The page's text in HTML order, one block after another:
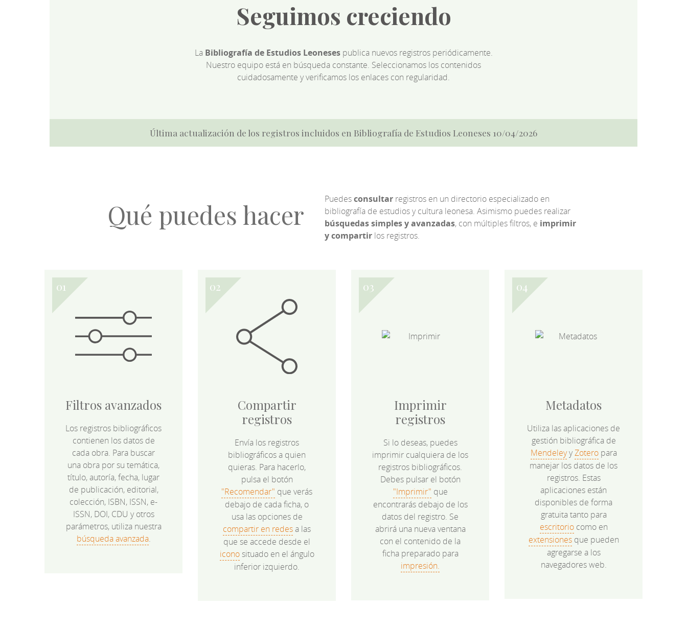
Seguimos creciendo
La Bibliografía de Estudios Leonesespublica nuevos registros periódicamente.
Nuestro equipo está en búsqueda constante. Seleccionamos los contenidos
cuidadosamente y verificamos los enlaces con regularidad.
Última actualización de los registros incluidos en Bibliografía de Estudios Leoneses 10/04/2026
Qué puedes hacer Puedesconsultarregistros en un directorio especializado en
bibliografía de estudios y cultura leonesa. Asimismo puedes realizar
búsquedas simples y avanzadas, con múltiples filtros, e imprimir
y compartirlos registros.
Filtros avanzados
Los registros bibliográficos
contienen los datos de
cada obra. Para buscar
una obra por su temática,
título, autoría, fecha, lugar
de publicación, editorial,
colección, ISBN, ISSN, e-
ISSN, DOI, CDU y otros
parámetros, utiliza nuestra
búsqueda avanzada.
Compartir
registros
Envía los registros
bibliográficos a quien
quieras. Para hacerlo,
pulsa el botón
"Recomendar" que verás
debajo de cada ficha, o
usa las opciones de
compartir en redesa las
que se accede desde el
iconosituado en el ángulo
inferior izquierdo.
Imprimir
registros
Si lo deseas, puedes
imprimir cualquiera de los
registros bibliográficos.
Debes pulsar el botón
"Imprimir" que
encontrarás debajo de los
datos del registro. Se
abrirá una nueva ventana
con el contenido de la
ficha preparado para
impresión.
Metadatos
Utiliza las aplicaciones de
gestión bibliográfica de
MendeleyyZoteropara
manejar los datos de los
registros. Estas
aplicaciones están
disponibles de forma
gratuita tanto para
escritoriocomo en
extensionesque pueden
agregarse a los
navegadores web.